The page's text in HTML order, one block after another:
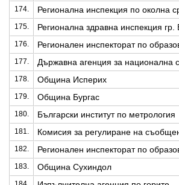
174. Регионална инспекция по околна
175. Регионална здравна инспекция гр.
176. Регионален инспекторат по
177. Държавна агенция за национална
178. Община Исперих
179. Община Бургас
180. Български институт по метрология
181. Комисия за регулиране на
182. Регионален инспекторат по
183. Община Сухиндол